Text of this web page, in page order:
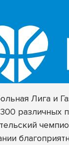
Лига и
различных